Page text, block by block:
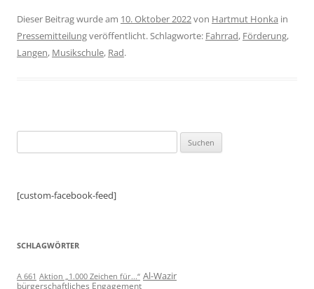
Dieser Beitrag wurde am 10. Oktober 2022von Hartmut Honka in
Pressemitteilungveröffentlicht. Schlagworte: Fahrrad, Förderung,
Langen, Musikschule, Rad.
nach:
[custom-facebook-feed]
SCHLAGWÖRTER
A 661 Aktion „1.000 Zeichen für...“ Al-Wazir
bürgerschaftliches Engagement